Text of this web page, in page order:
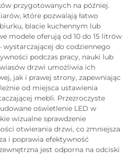
przygotowanych na później.
które pozwalają łatwo
blacie kuchennym lub
modele oferują od 10 do 15 litrów
wystarczającej do codziennego
podczas pracy, nauki lub
drzwi umożliwia ich
jak i prawej strony, zapewniając
od miejsca ustawienia
mebli. Przezroczyste
oświetlenie LED w
wizualne sprawdzenie
otwierania drzwi, co zmniejsza
i poprawia efektywność
jest odporna na odciski